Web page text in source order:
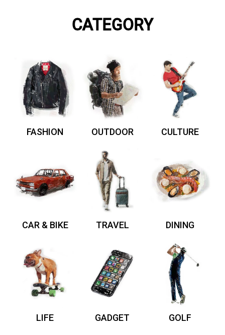
CATEGORY
FASHION OUTDOOR CULTURE
CAR & BIKE TRAVEL DINING
LIFE GADGET GOLF